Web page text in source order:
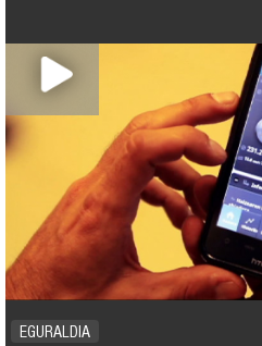
EGURALDIA